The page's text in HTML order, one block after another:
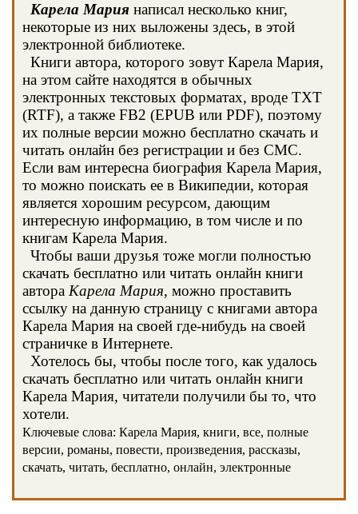
Карела Мария написал несколько книг,
некоторые из них выложены здесь, в этой
электронной библиотеке.
Книги автора, которого зовут Карела Мария,
на этом сайте находятся в обычных
электронных текстовых форматах, вроде TXT
(RTF), а также FB2 (EPUB или PDF), поэтому
их полные версии можно бесплатно скачать и
читать онлайн без регистрации и без СМС.
Если вам интересна биография Карела Мария,
то можно поискать ее в Википедии, которая
является хорошим ресурсом, дающим
интересную информацию, в том числе и по
книгам Карела Мария.
Чтобы ваши друзья тоже могли полностью
скачать бесплатно или читать онлайн книги
автора Карела Мария, можно проставить
ссылку на данную страницу с книгами автора
Карела Мария на своей где-нибудь на своей
страничке в Интернете.
Хотелось бы, чтобы после того, как удалось
скачать бесплатно или читать онлайн книги
Карела Мария, читатели получили бы то, что
хотели.
Ключевые слова: Карела Мария, книги, все, полные
версии, романы, повести, произведения, рассказы,
скачать, читать, бесплатно, онлайн, электронные